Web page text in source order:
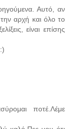
Αυτό, αν
αρχή και όλο το
είναι επίσης
ποτέ.Λέμε